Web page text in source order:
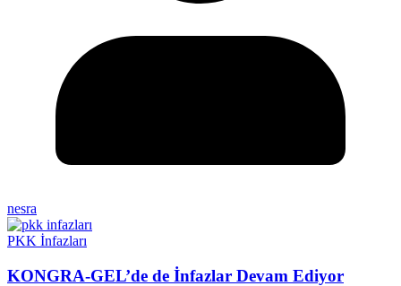
nesra
PKK İnfazları
KONGRA-GEL’de de İnfazlar Devam Ediyor